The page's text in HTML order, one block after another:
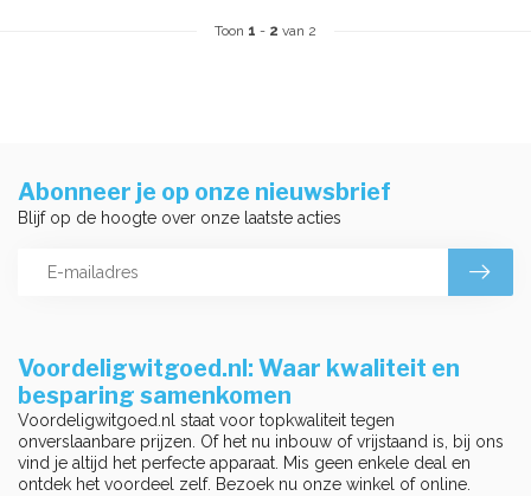
Toon 1 - 2 van 2
Voordeligwitgoed.nl: Waar kwaliteit en
besparing samenkomen
Voordeligwitgoed.nl staat voor topkwaliteit tegen
onverslaanbare prijzen. Of het nu inbouw of vrijstaand is, bij ons
vind je altijd het perfecte apparaat. Mis geen enkele deal en
ontdek het voordeel zelf. Bezoek nu onze winkel of online.
Abonneer je op onze nieuwsbrief
Blijf op de hoogte over onze laatste acties